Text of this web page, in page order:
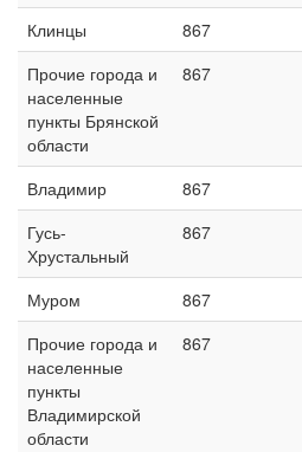
Клинцы
867
Прочие города и
населенные
пункты Брянской
области
867
Владимир 867
Гусь-
Хрустальный
867
Муром 867
Прочие города и
населенные
пункты
Владимирской
области
867